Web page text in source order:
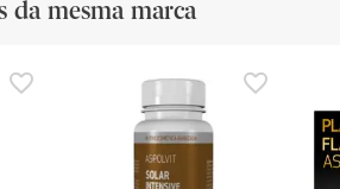
mesma marca